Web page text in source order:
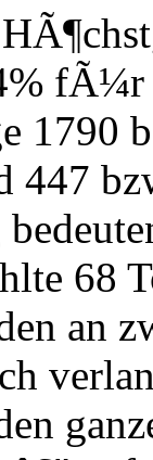
1790
447
68
an